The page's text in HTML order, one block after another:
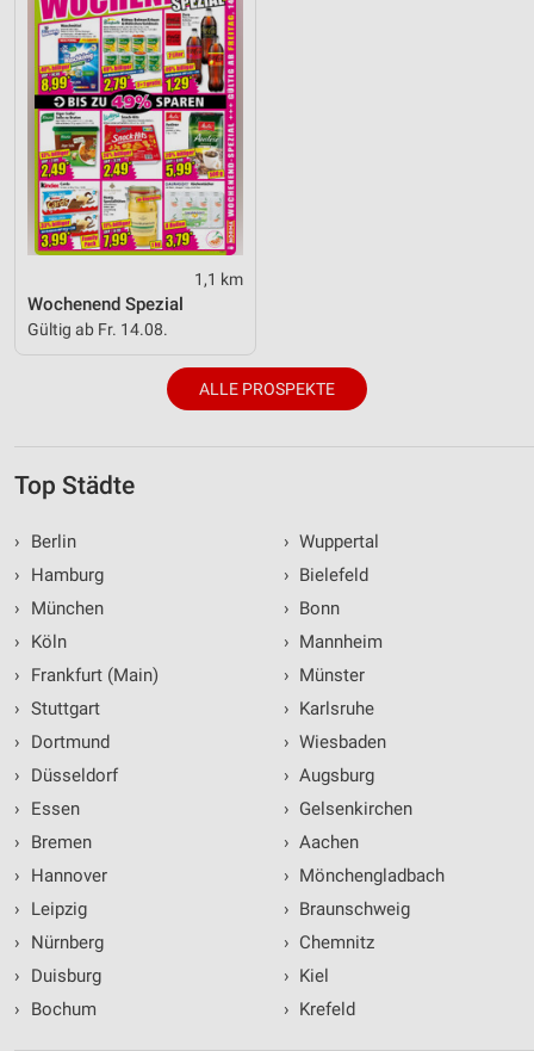
1,1 km
Wochenend Spezial
Gültig ab Fr. 14.08.
ALLE PROSPEKTE
Top Städte
›
Berlin
›
Hamburg
›
München
›
Köln
›
Frankfurt (Main)
› Stuttgart
›
Dortmund
›
Düsseldorf
›
Essen
›
Bremen
›
Hannover
›
Leipzig
›
Nürnberg
›
Duisburg
›
Bochum
› Wuppertal
› Bielefeld
› Bonn
› Mannheim
› Münster
› Karlsruhe
› Wiesbaden
› Augsburg
› Gelsenkirchen
› Aachen
› Mönchengladbach
› Braunschweig
› Chemnitz
› Kiel
› Krefeld